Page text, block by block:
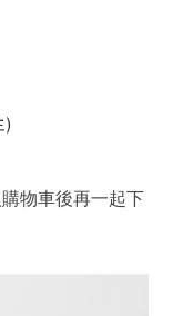
)
物車後再一起下